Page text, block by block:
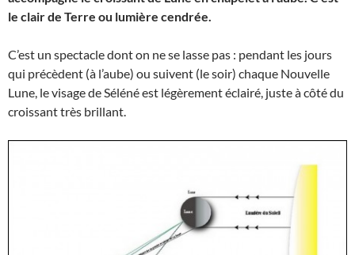
le clair de Terre ou lumière cendrée.
C’est un spectacle dont on ne se lasse pas : pendant les jours
qui précèdent (à l’aube) ou suivent (le soir) chaque Nouvelle
Lune, le visage de Séléné est légèrement éclairé, juste à côté du
croissant très brillant.